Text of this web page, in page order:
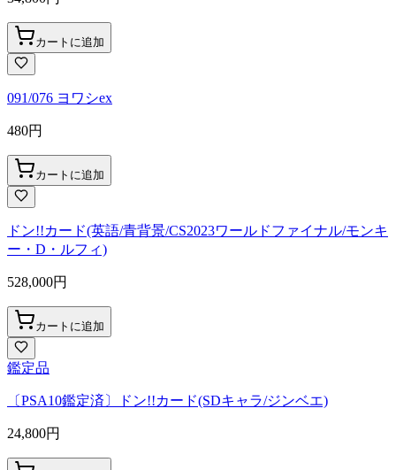
カートに追加
091/076 ヨワシex
480円
カートに追加
ドン!!カード(英語/青背景/CS2023ワールドファイナル/モンキ
ー・D・ルフィ)
528,000円
カートに追加
鑑定品
〔PSA10鑑定済〕ドン!!カード(SDキャラ/ジンベエ)
24,800円